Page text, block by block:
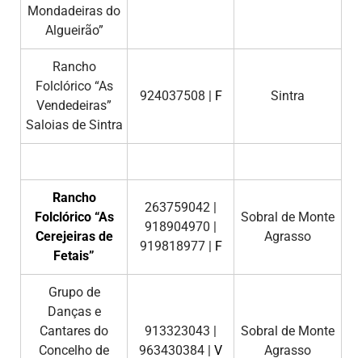
Mondadeiras do
Algueirão”
Rancho
Folclórico “As
Vendedeiras”
Saloias de Sintra
924037508 | F Sintra
Rancho
Folclórico “As
Cerejeiras de
Fetais”
263759042 |
918904970 |
919818977 | F
Sobral de Monte
Agrasso
Grupo de
Danças e
Cantares do
Concelho de
913323043 |
963430384 | V
Sobral de Monte
Agrasso